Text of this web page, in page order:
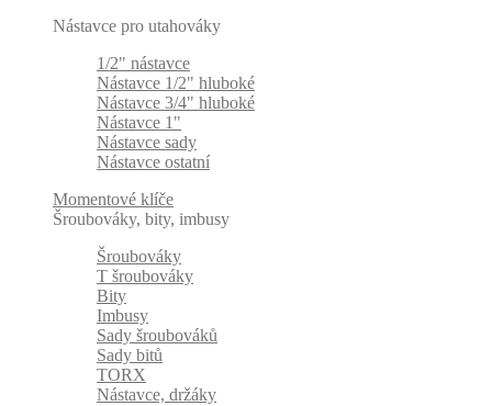
Nástavce pro utahováky
1/2" nástavce
Nástavce 1/2" hluboké
Nástavce 3/4" hluboké
Nástavce 1"
Nástavce sady
Nástavce ostatní
Momentové klíče
Šroubováky, bity, imbusy
Šroubováky
T šroubováky
Bity
Imbusy
Sady šroubováků
Sady bitů
TORX
Nástavce, držáky